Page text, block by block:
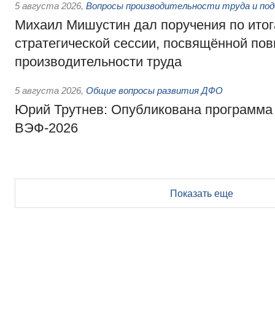
5 августа 2026, Вопросы производительности труда и
Михаил Мишустин дал поручения по
стратегической сессии, посвящённой
производительности труда
5 августа 2026, Общие вопросы развития ДФО
Юрий Трутнев: Опубликована
ВЭФ-2026
Показать еще